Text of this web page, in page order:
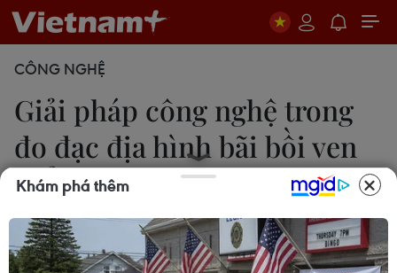
CÔNG NGHỆ
Giải pháp công nghệ trong
đo đạc địa hình bãi bồi ven
biển
Hoàng Nam
29/04/2019 02:50
Khám phá thêm